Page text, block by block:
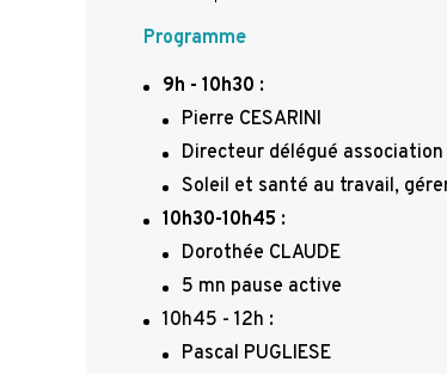
Programme
9h - 10h30 :
Pierre CESARINI
Directeur délégué
Soleil et santé au travail,
10h30-10h45 :
Dorothée CLAUDE
5 mn pause active
10h45 - 12h :
Pascal PUGLIESE